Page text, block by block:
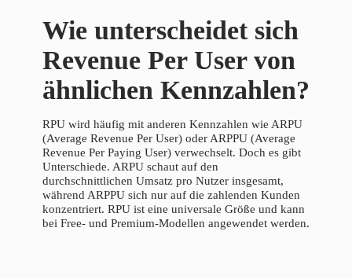
Wie unterscheidet sich
Revenue Per User von
ähnlichen Kennzahlen?
RPU wird häufig mit anderen Kennzahlen wie ARPU
(Average Revenue Per User) oder ARPPU (Average
Revenue Per Paying User) verwechselt. Doch es gibt
Unterschiede. ARPU schaut auf den
durchschnittlichen Umsatz pro Nutzer insgesamt,
während ARPPU sich nur auf die zahlenden Kunden
konzentriert. RPU ist eine universale Größe und kann
bei Free- und Premium-Modellen angewendet werden.